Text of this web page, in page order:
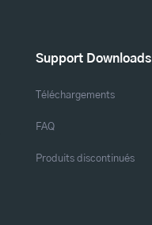
Support Downloads
Téléchargements
FAQ
Produits discontinués